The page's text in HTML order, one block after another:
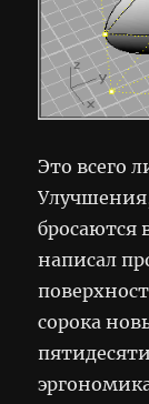
Это всего
бросаются
написал
сорока